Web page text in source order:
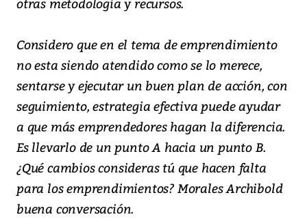
Considero que en el tema de emprendimiento
no esta siendo atendido como se lo merece,
sentarse y ejecutar un buen plan de acción, con
seguimiento, estrategia efectiva puede ayudar
a que más emprendedores hagan la diferencia.
Es llevarlo de un punto A hacia un punto B.
¿Qué cambios consideras tú que hacen falta
para los emprendimientos? Morales Archibold
buena conversación.